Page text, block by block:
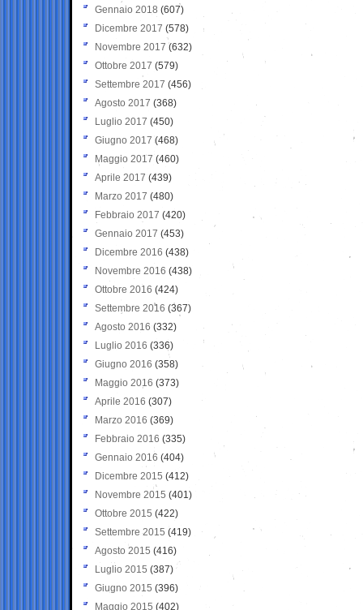
Gennaio 2018 (607)
Dicembre 2017 (578)
Novembre 2017 (632)
Ottobre 2017 (579)
Settembre 2017 (456)
Agosto 2017 (368)
Luglio 2017 (450)
Giugno 2017 (468)
Maggio 2017 (460)
Aprile 2017 (439)
Marzo 2017 (480)
Febbraio 2017 (420)
Gennaio 2017 (453)
Dicembre 2016 (438)
Novembre 2016 (438)
Ottobre 2016 (424)
Settembre 2016 (367)
Agosto 2016 (332)
Luglio 2016 (336)
Giugno 2016 (358)
Maggio 2016 (373)
Aprile 2016 (307)
Marzo 2016 (369)
Febbraio 2016 (335)
Gennaio 2016 (404)
Dicembre 2015 (412)
Novembre 2015 (401)
Ottobre 2015 (422)
Settembre 2015 (419)
Agosto 2015 (416)
Luglio 2015 (387)
Giugno 2015 (396)
Maggio 2015 (402)